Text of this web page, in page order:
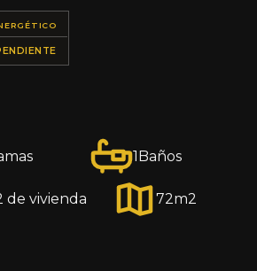
1Baños
de vivienda 72m2